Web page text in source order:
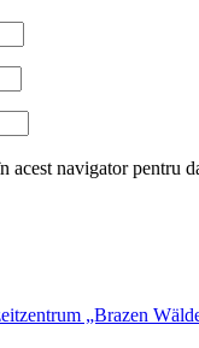
navigator pentru
„Brazen